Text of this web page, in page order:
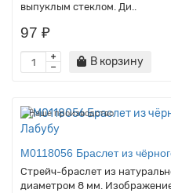
выпуклым стеклом. Ди..
97 ₽
В корзину
Наше производство
M0118056 Браслет из
Стрейч-браслет из
диаметром 8 мм.